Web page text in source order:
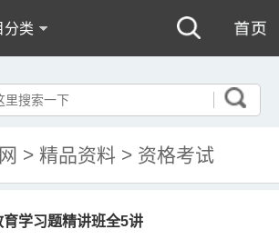
分类
> 精品资料 > 资格考试
学习题精讲班全5讲